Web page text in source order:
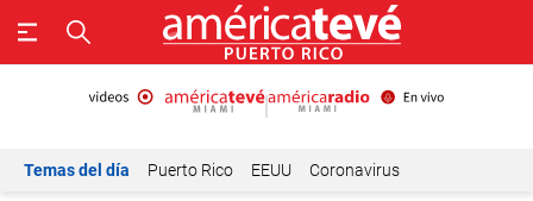
Temas del día Puerto Rico EEUU Coronavirus